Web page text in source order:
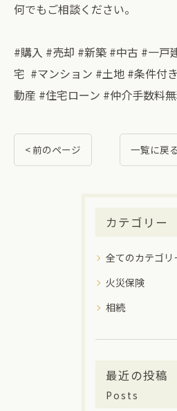
何でもご相談ください。
#購入 #売却 #新築 #中古 #一戸
宅 #マンション #土地 #条件付
動産 #住宅ローン #仲介手数料
< 前のページ 一覧に戻る
カテゴリー
全てのカテゴリ
火災保険
相続
最近の投稿
Posts